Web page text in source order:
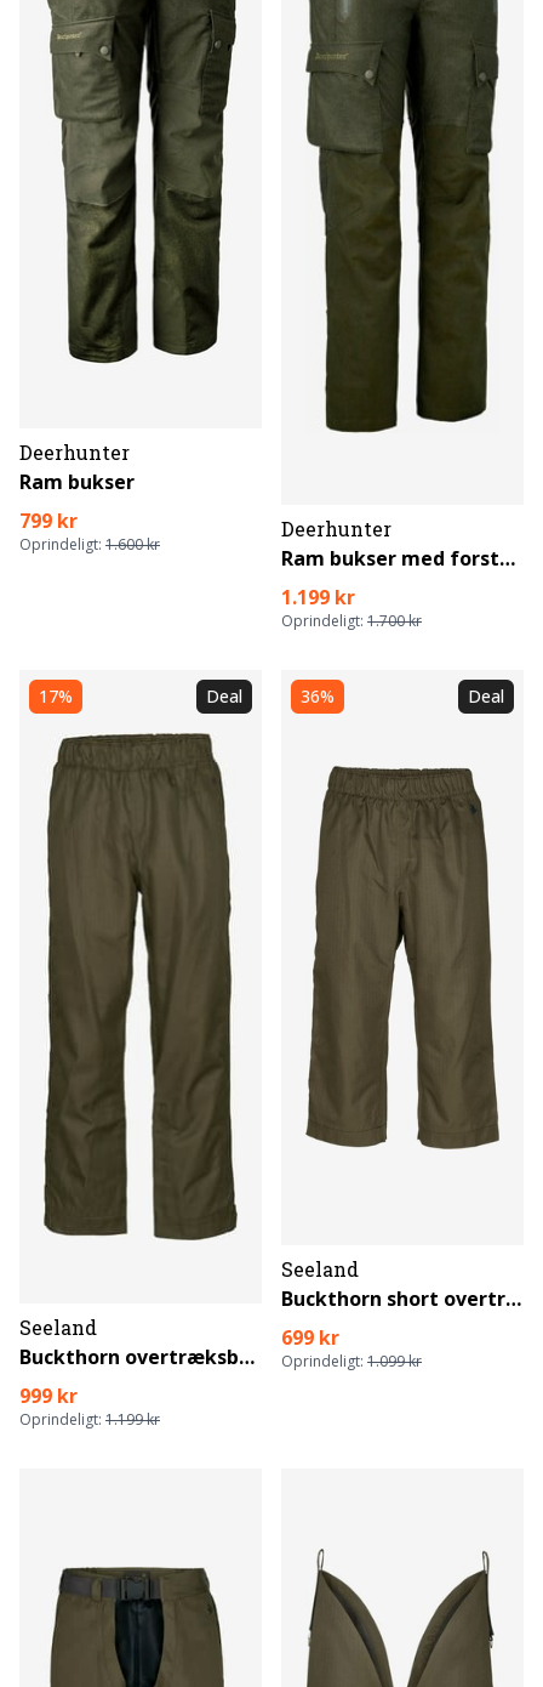
Deerhunter
Ram bukser
799 kr
Oprindeligt: 1.600 kr
Deerhunter
Ram bukser med forstærkning
1.199 kr
Oprindeligt: 1.700 kr
17% Deal
Seeland
Buckthorn overtræksbuks
999 kr
Oprindeligt: 1.199 kr
36% Deal
Seeland
Buckthorn short overtræksbukser
699 kr
Oprindeligt: 1.099 kr